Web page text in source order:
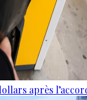
après